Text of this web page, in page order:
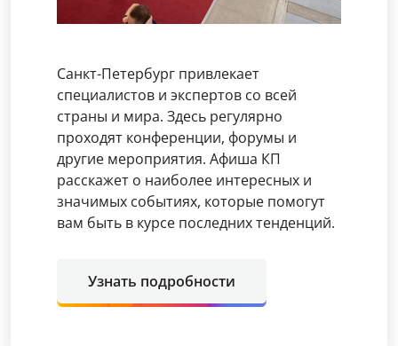
Санкт-Петербург привлекает
специалистов и экспертов со всей
страны и мира. Здесь регулярно
проходят конференции, форумы и
другие мероприятия. Афиша КП
расскажет о наиболее интересных и
значимых событиях, которые помогут
вам быть в курсе последних тенденций.
Узнать подробности